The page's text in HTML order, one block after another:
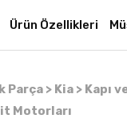
Ürün Özellikleri
> Kia > Kapı
Motorları